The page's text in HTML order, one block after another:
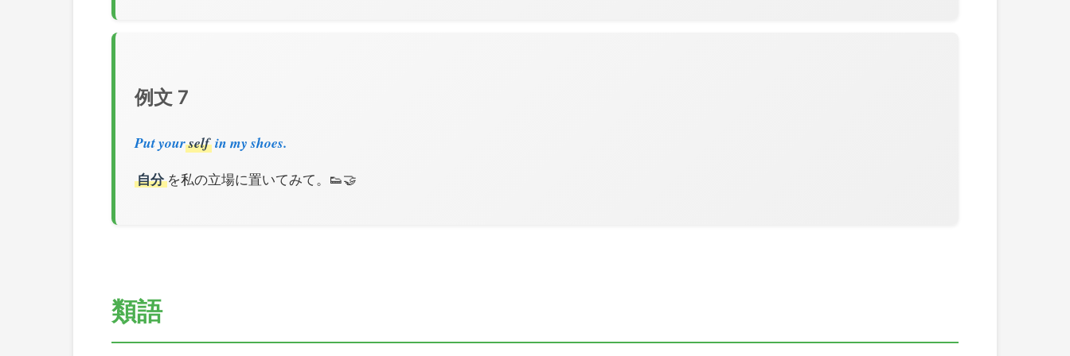
例文 7
Put yourself in my shoes.
自分を私の立場に置いてみて。👟🤝
類語